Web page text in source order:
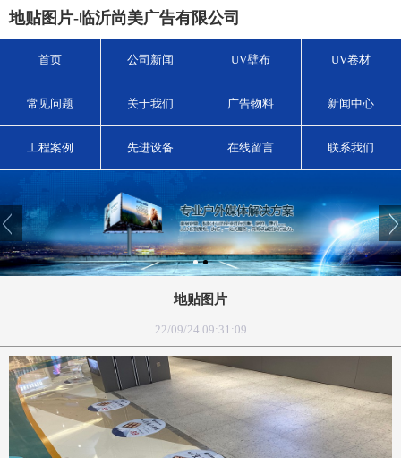
地贴图片-临沂尚美广告有限公司
首页 公司新闻 UV壁布 UV卷材
常见问题 关于我们 广告物料 新闻中心
工程案例 先进设备 在线留言 联系我们
地贴图片
22/09/24 09:31:09